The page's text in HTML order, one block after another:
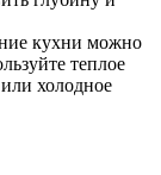
кухни можно
теплое
холодное